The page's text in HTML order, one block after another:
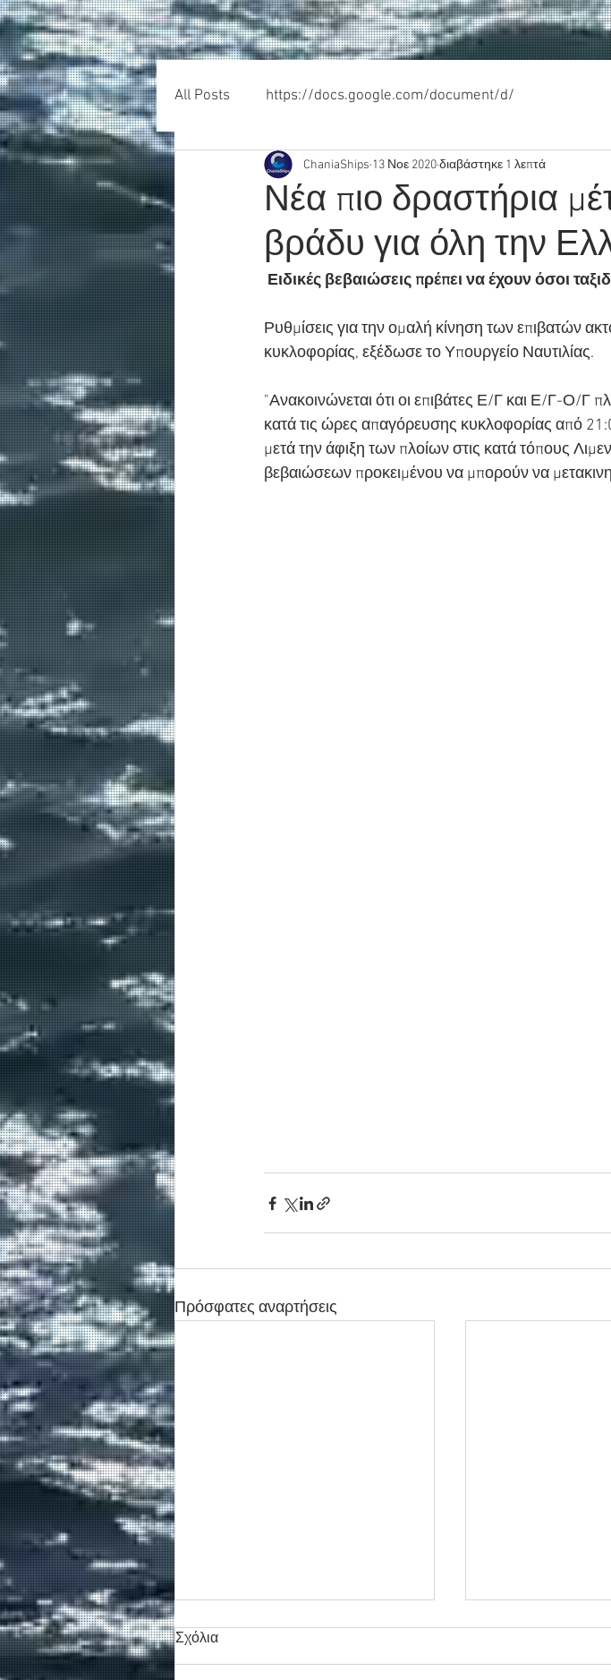
All Posts https://docs.google.com/document/d/
Νέα πιο δραστήρια
βράδυ για όλη την
ChaniaShips 13 Νοε 2020διαβάστηκε 1 λεπτά
Ειδικές βεβαιώσεις πρέπει να έχουν όσοι
Ρυθμίσεις για την ομαλή κίνηση των επιβατών
κυκλοφορίας, εξέδωσε το Υπουργείο Ναυτιλίας.
"Ανακοινώνεται ότι οι επιβάτες Ε/Γ και Ε/Γ-Ο/Γ
κατά τις ώρες απαγόρευσης κυκλοφορίας από
μετά την άφιξη των πλοίων στις κατά τόπους
βεβαιώσεων προκειμένου να μπορούν να
Πρόσφατες αναρτήσεις
Σχόλια